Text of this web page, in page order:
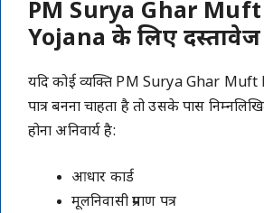
PM Surya Ghar
Yojana के लिए दस्तावेज
यदि कोई व्यक्ति PM Surya Ghar
पात्र बनना चाहता है तो उसके पास
होना अनिवार्य है:
आधार कार्ड
मूलनिवासी प्रमाण पत्र